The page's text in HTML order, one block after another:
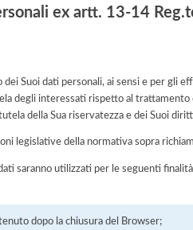
ex artt. 13-14
dei Suoi dati personali, ai sensi e per gli
degli interessati rispetto al
della Sua riservatezza e dei Suoi
legislative della normativa sopra
saranno utilizzati per le seguenti
dopo la chiusura del Browser;